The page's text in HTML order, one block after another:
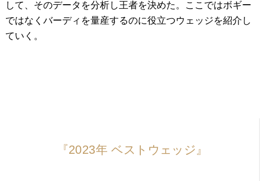
して、そのデータを分析し王者を決めた。ここではボギー
ではなくバーディを量産するのに役立つウェッジを紹介し
ていく。
『2023年 ベストウェッジ』
Our Team 私たちのチーム
Our Mission 私たちの使命